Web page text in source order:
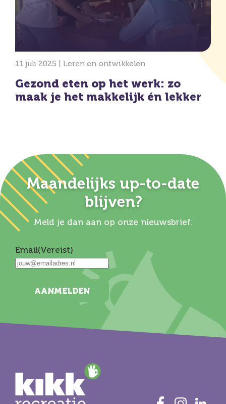
11 juli 2025 | Leren en ontwikkelen
Gezond eten op het werk: zo
maak je het makkelijk én lekker
Maandelijks up-to-date
blijven?
Meld je dan aan op onze nieuwsbrief.
Email(Vereist)
AANMELDEN